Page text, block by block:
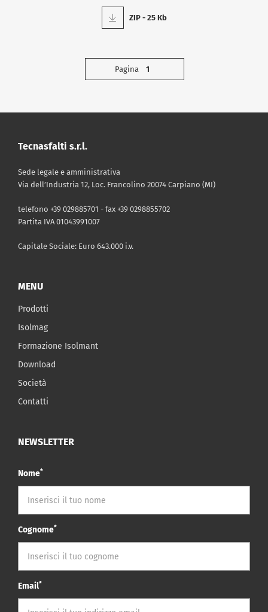
ZIP - 25 Kb
Pagina 1
Tecnasfalti s.r.l.
Sede legale e amministrativa
Via dell’Industria 12, Loc. Francolino 20074 Carpiano (MI)
telefono +39 029885701 - fax +39 0298855702
Partita IVA 01043991007
Capitale Sociale: Euro 643.000 i.v.
MENU
Prodotti
Isolmag
Formazione Isolmant
Download
Società
Contatti
NEWSLETTER
Nome*
Cognome*
Email*